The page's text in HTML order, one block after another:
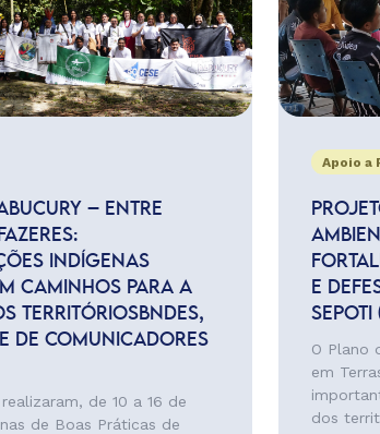
– ENTRE
INDÍGENAS
CAMINHOS PARA A
TERRITÓRIOSBNDES,
DE COMUNICADORES
de 10 a 16 de
de Boas Práticas de
Apoio a
E
SEPOTI
O Plano
em
dos